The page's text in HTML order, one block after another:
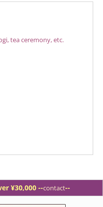
tea ceremony, etc.
¥30,000 --contact--